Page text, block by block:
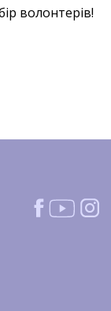
волонтерів!